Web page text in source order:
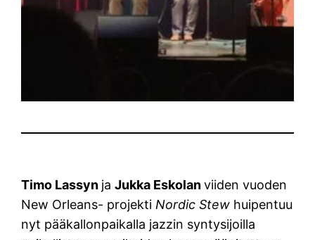
Timo Lassyn jaJukka Eskolanviiden vuoden
New Orleans- projekti Nordic Stew huipentuu
nyt pääkallonpaikalla jazzin syntysijoilla